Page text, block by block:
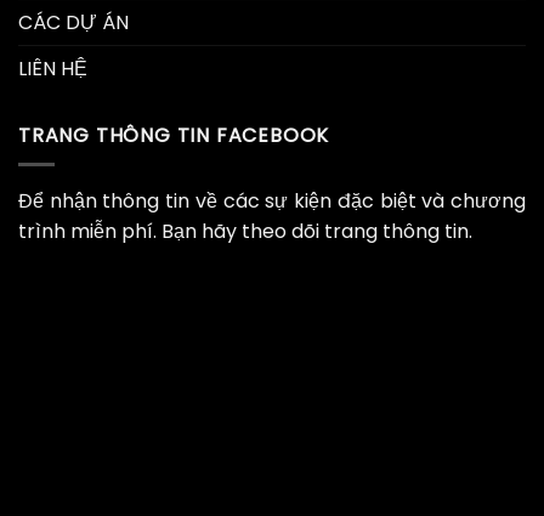
CÁC DỰ ÁN
LIÊN HỆ
TRANG THÔNG TIN FACEBOOK
Để nhận thông tin về các sự kiện đặc biệt và chương
trình miễn phí. Bạn hãy theo dõi trang thông tin.